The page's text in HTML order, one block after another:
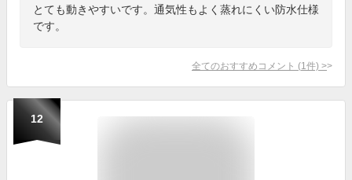
とても動きやすいです。通気性もよく蒸れにくい防水仕様
です。
全てのおすすめコメント (1 件) >
12